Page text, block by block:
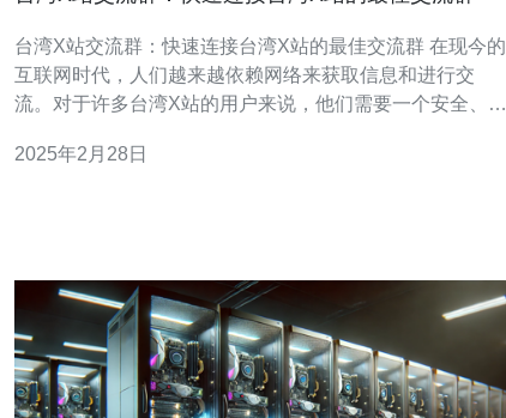
台湾X站交流群：快速连接台湾X站的最佳交流群 在现今的
互联网时代，人们越来越依赖网络来获取信息和进行交
流。对于许多台湾X站的用户来说，他们需要一个安全、高
湾X站用户建立联系。台湾X站交流群就是为了满足这一需
2025年2月28日